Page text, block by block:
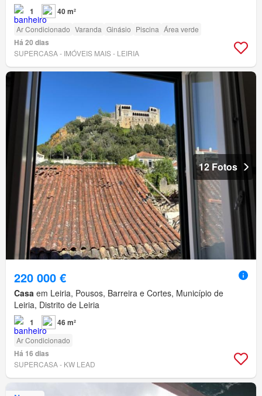
1 40 m²
Ar Condicionado Varanda Ginásio Piscina Área verde
Há 20 dias
SUPERCASA - IMÓVEIS MAIS - LEIRIA
12 Fotos
220 000 €
Casa em Leiria, Pousos, Barreira e Cortes, Município de
Leiria, Distrito de Leiria
1 46 m²
Ar Condicionado
Há 16 dias
SUPERCASA - KW LEAD